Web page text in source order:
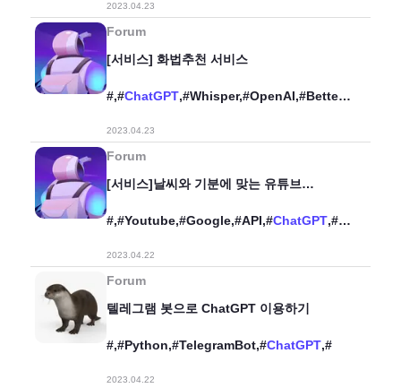
2023.04.23
Forum
[서비스] 화법추천 서비스
#,#ChatGPT,#Whisper,#OpenAI,#Better_
2023.04.23
Forum
[서비스]날씨와 기분에 맞는 유튜브
#,#Youtube,#Google,#API,#ChatGPT,#Pl
2023.04.22
Forum
텔레그램 봇으로 ChatGPT 이용하기
#,#Python,#TelegramBot,#ChatGPT,#
2023.04.22